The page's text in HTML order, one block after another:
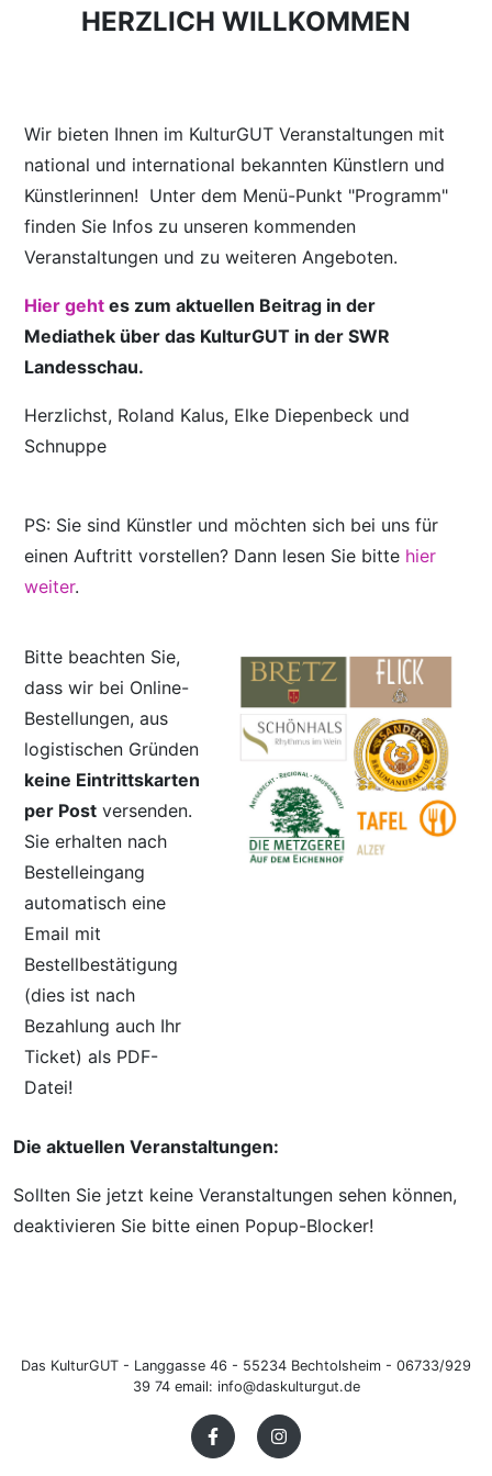
HERZLICH WILLKOMMEN
Wir bieten Ihnen im KulturGUT Veranstaltungen mit
national und international bekannten Künstlern und
Künstlerinnen! Unter dem Menü-Punkt "Programm"
finden Sie Infos zu unseren kommenden
Veranstaltungen und zu weiteren Angeboten.
Hier geht es zum aktuellen Beitrag in der
Mediathek über das KulturGUT in der SWR
Landesschau.
Herzlichst, Roland Kalus, Elke Diepenbeck und
Schnuppe
PS: Sie sind Künstler und möchten sich bei uns für
einen Auftritt vorstellen? Dann lesen Sie bitte hier
weiter.
Bitte beachten Sie,
dass wir bei Online-
Bestellungen, aus
logistischen Gründen
keine Eintrittskarten
per Post versenden.
Sie erhalten nach
Bestelleingang
automatisch eine
Email mit
Bestellbestätigung
(dies ist nach
Bezahlung auch Ihr
Ticket) als PDF-
Datei!
Die aktuellen Veranstaltungen:
Sollten Sie jetzt keine Veranstaltungen sehen können,
deaktivieren Sie bitte einen Popup-Blocker!
Das KulturGUT - Langgasse 46 - 55234 Bechtolsheim - 06733/929
39 74 email: info@daskulturgut.de